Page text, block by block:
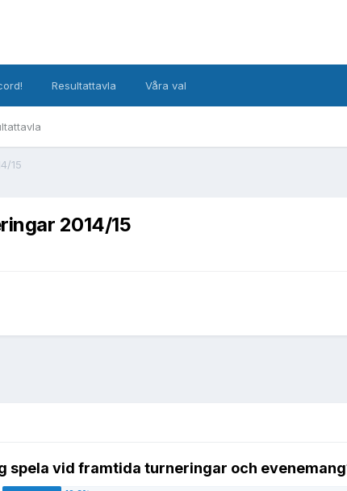
Resultattavla Våra val
15
2014/15
spela vid framtida turneringar och